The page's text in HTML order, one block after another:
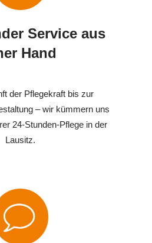
Service aus
Hand
der Pflegekraft bis zur
– wir kümmern uns
24-Stunden-Pflege in der
Lausitz.